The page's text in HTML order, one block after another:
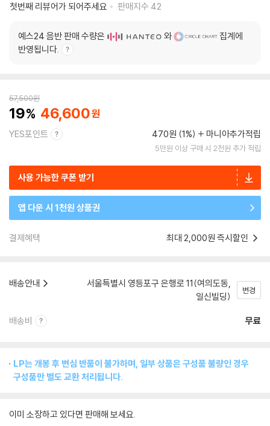
첫번째 리뷰어가 되어주세요
판매지수 42
예스24 음반 판매 수량은 와
집계에
반영됩니다.
57,500원
19 46,600
YES포인트 470원 (1%) 마니아추가적립
5만원 이상 구매 시 2천원 추가 적립
사용 가능한 쿠폰 받기
앱 다운 시 1천원 상품권
결제혜택 최대 2,000원 즉시할인
배송안내
서울특별시 영등포구 은행로 11(여의도동,
일신빌딩)
변경
배송비 무료
LP는 개봉 후 변심 반품이 불가하며, 일부 상품은 구성품 불량인 경우
구성품만 별도 교환 처리됩니다.
이미 소장하고 있다면 판매해 보세요.